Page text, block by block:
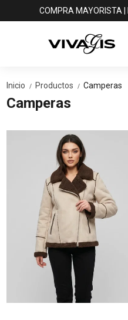
COMPRA MAYORISTA
Inicio / Productos / Camperas
Camperas